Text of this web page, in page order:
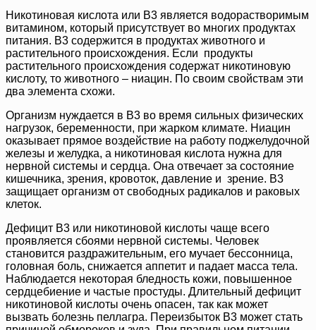
Никотиновая кислота или В3 является водорастворимым
витамином, который присутствует во многих продуктах
питания. В3 содержится в продуктах животного и
растительного происхождения. Если продукты
растительного происхождения содержат никотиновую
кислоту, то животного – ниацин. По своим свойствам эти
два элемента схожи.
Организм нуждается в В3 во время сильных физических
нагрузок, беременности, при жарком климате. Ниацин
оказывает прямое воздействие на работу поджелудочной
железы и желудка, а никотиновая кислота нужна для
нервной системы и сердца. Она отвечает за состояние
кишечника, зрения, кровоток, давление и зрение. В3
защищает организм от свободных радикалов и раковых
клеток.
Дефицит В3 или никотиновой кислоты чаще всего
проявляется сбоями нервной системы. Человек
становится раздражительным, его мучает бессонница,
головная боль, снижается аппетит и падает масса тела.
Наблюдается некоторая бледность кожи, повышенное
сердцебиение и частые простуды. Длительный дефицит
никотиновой кислоты очень опасен, так как может
вызвать болезнь пеллагра. Переизбыток В3 может стать